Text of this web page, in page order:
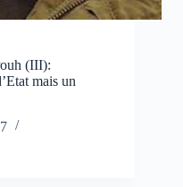
(III):
mais un